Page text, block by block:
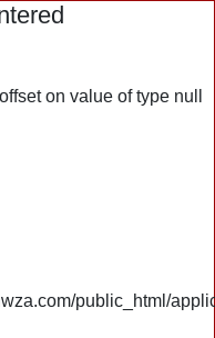
on value of type null
public_html/